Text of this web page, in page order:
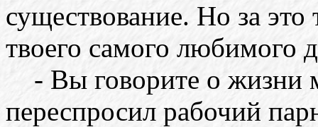
существование. Но за
твоего самого любимого
- Вы говорите о жизни
переспросил рабочий